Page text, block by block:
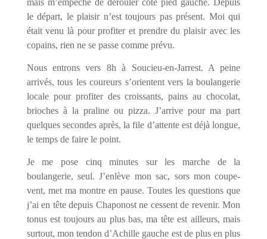
mais m’empêche de dérouler côté pied gauche. Depuis
le départ, le plaisir n’est toujours pas présent. Moi qui
était venu là pour profiter et prendre du plaisir avec les
copains, rien ne se passe comme prévu.
Nous entrons vers 8h à Soucieu-en-Jarrest. A peine
arrivés, tous les coureurs s’orientent vers la boulangerie
locale pour profiter des croissants, pains au chocolat,
brioches à la praline ou pizza. J’arrive pour ma part
quelques secondes après, la file d’attente est déjà longue,
le temps de faire le point.
Je me pose cinq minutes sur les marche de la
boulangerie, seul. J’enlève mon sac, sors mon coupe-
vent, met ma montre en pause. Toutes les questions que
j’ai en tête depuis Chaponost ne cessent de revenir. Mon
tonus est toujours au plus bas, ma tête est ailleurs, mais
surtout, mon tendon d’Achille gauche est de plus en plus